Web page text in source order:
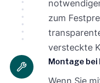
zum
versteckte
Montage bei